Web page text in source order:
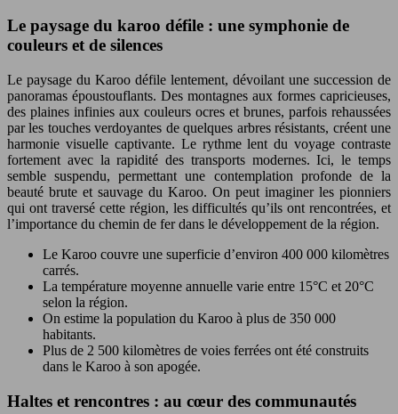
Le paysage du karoo défile : une symphonie de
couleurs et de silences
Le paysage du Karoo défile lentement, dévoilant une succession de
panoramas époustouflants. Des montagnes aux formes capricieuses,
des plaines infinies aux couleurs ocres et brunes, parfois rehaussées
par les touches verdoyantes de quelques arbres résistants, créent une
harmonie visuelle captivante. Le rythme lent du voyage contraste
fortement avec la rapidité des transports modernes. Ici, le temps
semble suspendu, permettant une contemplation profonde de la
beauté brute et sauvage du Karoo. On peut imaginer les pionniers
qui ont traversé cette région, les difficultés qu’ils ont rencontrées, et
l’importance du chemin de fer dans le développement de la région.
Le Karoo couvre une superficie d’environ 400 000 kilomètres
carrés.
La température moyenne annuelle varie entre 15°C et 20°C
selon la région.
On estime la population du Karoo à plus de 350 000
habitants.
Plus de 2 500 kilomètres de voies ferrées ont été construits
dans le Karoo à son apogée.
Haltes et rencontres : au cœur des communautés